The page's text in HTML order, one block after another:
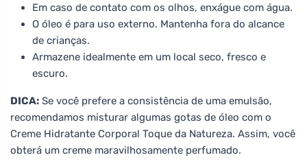
Em caso de contato com os olhos, enxágue com água.
O óleo é para uso externo. Mantenha fora do alcance
de crianças.
Armazene idealmente em um local seco, fresco e
escuro.
DICA: Se você prefere a consistência de uma emulsão,
recomendamos misturar algumas gotas de óleo com o
Creme Hidratante Corporal Toque da Natureza. Assim, você
obterá um creme maravilhosamente perfumado.